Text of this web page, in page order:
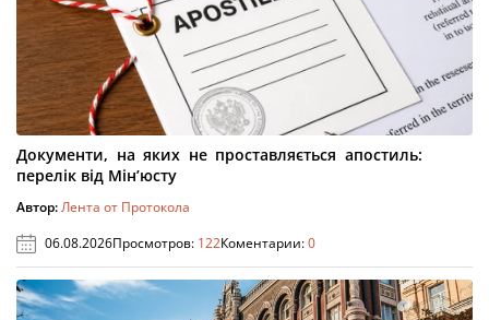
Документи, на яких не проставляється апостиль:
перелік від Мін’юсту
Автор:Лента от Протокола
06.08.2026Просмотров: 122Коментарии:0